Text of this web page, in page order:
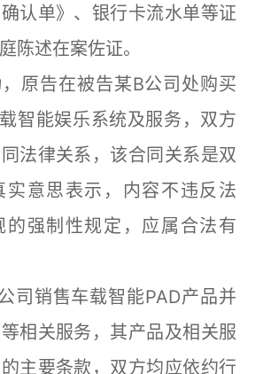
认单》、银行卡流水单等证
陈述在案佐证。
告在被告某B公司处购买
智能娱乐系统及服务，双方
法律关系，该合同关系是双
实意思表示，内容不违反法
的强制性规定，应属合法有
销售车载智能PAD产品并
相关服务，其产品及相关服
主要条款，双方均应依约行